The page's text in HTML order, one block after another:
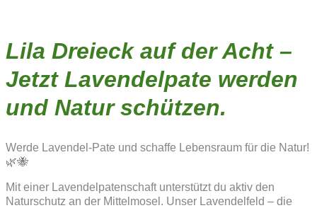
Lila Dreieck auf der Acht –
Jetzt Lavendelpate werden
und Natur schützen.
Werde Lavendel-Pate und schaffe Lebensraum für die Natur!
🌿🐝
Mit einer Lavendelpatenschaft unterstützt du aktiv den
Naturschutz an der Mittelmosel. Unser Lavendelfeld – die